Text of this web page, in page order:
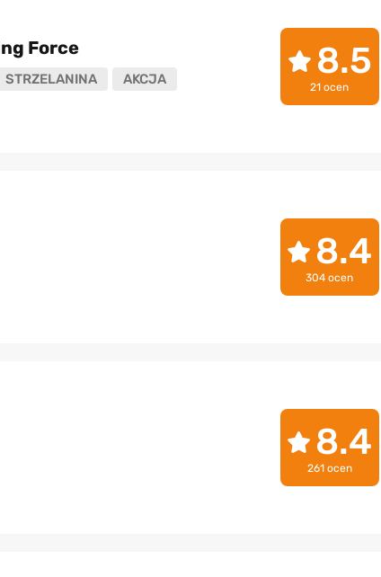
Force
STRZELANINA AKCJA 8.5
21 ocen
8.4
304 ocen
8.4
261 ocen